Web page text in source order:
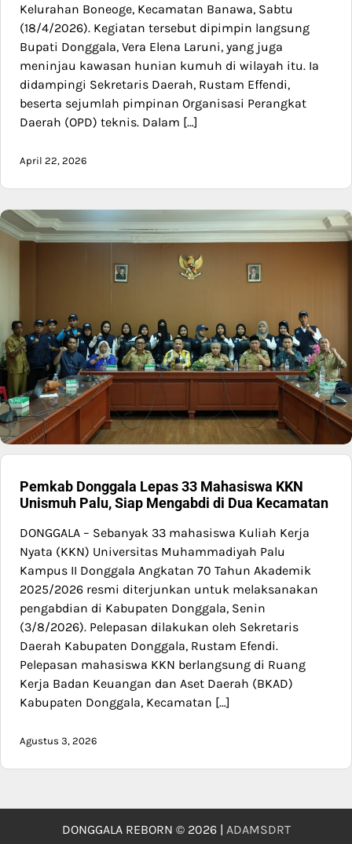
Kelurahan Boneoge, Kecamatan Banawa, Sabtu
(18/4/2026). Kegiatan tersebut dipimpin langsung
Bupati Donggala, Vera Elena Laruni, yang juga
meninjau kawasan hunian kumuh di wilayah itu. Ia
didampingi Sekretaris Daerah, Rustam Effendi,
beserta sejumlah pimpinan Organisasi Perangkat
Daerah (OPD) teknis. Dalam […]
April 22, 2026
Pemkab Donggala Lepas 33 Mahasiswa KKN
Unismuh Palu, Siap Mengabdi di Dua Kecamatan
DONGGALA – Sebanyak 33 mahasiswa Kuliah Kerja
Nyata (KKN) Universitas Muhammadiyah Palu
Kampus II Donggala Angkatan 70 Tahun Akademik
2025/2026 resmi diterjunkan untuk melaksanakan
pengabdian di Kabupaten Donggala, Senin
(3/8/2026). Pelepasan dilakukan oleh Sekretaris
Daerah Kabupaten Donggala, Rustam Efendi.
Pelepasan mahasiswa KKN berlangsung di Ruang
Kerja Badan Keuangan dan Aset Daerah (BKAD)
Kabupaten Donggala, Kecamatan […]
Agustus 3, 2026
DONGGALA REBORN © 2026 | ADAMSDRT